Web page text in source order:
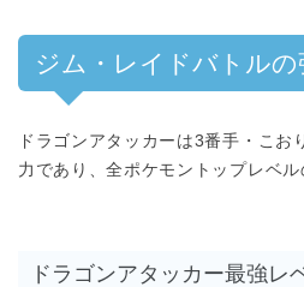
ジム・レイドバトルの
ドラゴンアタッカーは3番手・こお
力であり、全ポケモントップレベル
ドラゴンアタッカー最強レ